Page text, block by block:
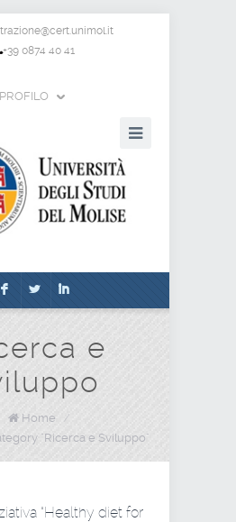
+39 0874 40 41
PROFILO
F L I
e
Home
/
"Ricerca e Sviluppo"
“Healthy diet for